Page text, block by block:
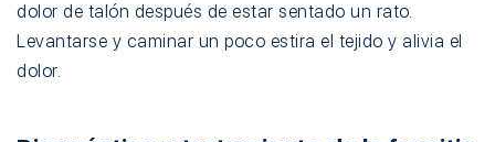
dolor de talón después de estar sentado un rato.
Levantarse y caminar un poco estira el tejido y alivia el
dolor.